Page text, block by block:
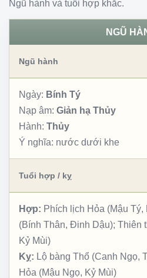
Ngũ hành và tuổi hợp khắc.
NGŨ
Ngũ hành
Ngày: Bính Tý
Nạp âm: Giản hạ Thủy
Hành: Thủy
Ý nghĩa: nước dưới khe
Tuổi hợp / kỵ
Hợp: Phích lịch Hỏa (Mậu
(Bính Thân, Đinh Dậu); Thiên
Kỷ Mùi)
Kỵ: Lộ bàng Thổ (Canh Ngọ,
Hỏa (Mậu Ngọ, Kỷ Mùi)